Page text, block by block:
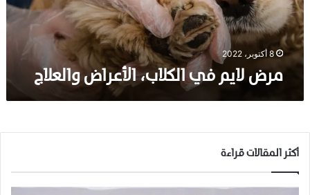
ي
ا
ل
ك
ب
ا
ع
8 أكتوبر، 2022
مرض لايم في الكلاب، الأعراض والعلاج
أكثر المقالات قراءة